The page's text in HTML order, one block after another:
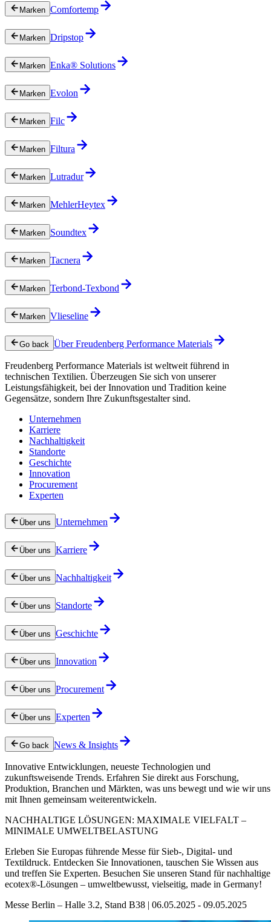
Marken Comfortemp
Marken Dripstop
Marken Enka® Solutions
Marken Evolon
Marken Filc
Marken Filtura
Marken Lutradur
Marken MehlerHeytex
Marken Soundtex
Marken Tacnera
Marken Terbond-Texbond
Marken Vlieseline
Go back Über Freudenberg Performance Materials
Freudenberg Performance Materials ist weltweit führend in
technischen Textilien. Überzeugen Sie sich von unserer
Leistungsfähigkeit, bei der Innovation und Tradition keine
Gegensätze, sondern Ihre Zukunftsgestalter sind.
Unternehmen
Karriere
Nachhaltigkeit
Standorte
Geschichte
Innovation
Procurement
Experten
Über uns Unternehmen
Über uns Karriere
Über uns Nachhaltigkeit
Über uns Standorte
Über uns Geschichte
Über uns Innovation
Über uns Procurement
Über uns Experten
Go back News & Insights
Innovative Entwicklungen, neueste Technologien und
zukunftsweisende Trends. Erfahren Sie direkt aus Forschung,
Produktion, Branchen und Märkten, was uns bewegt und wie wir uns
mit Ihnen gemeinsam weiterentwickeln.
NACHHALTIGE LÖSUNGEN: MAXIMALE VIELFALT –
MINIMALE UMWELTBELASTUNG
Erleben Sie Europas führende Messe für Sieb-, Digital- und
Textildruck. Entdecken Sie Innovationen, tauschen Sie Wissen aus
und treffen Sie Experten. Besuchen Sie unseren Stand für nachhaltige
ecotex®-Lösungen – umweltbewusst, vielseitig, made in Germany!
Messe Berlin – Halle 3.2, Stand B38 | 06.05.2025 - 09.05.2025